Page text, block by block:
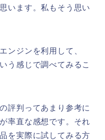
います。私もそう思い
ンジンを利用して、
う感じで調べてみるこ
評判ってあまり参考に
率直な感想です。それ
を実際に試してみる方